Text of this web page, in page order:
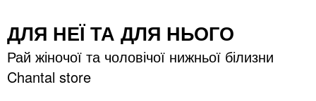
ДЛЯ НЕЇ ТА ДЛЯ НЬОГО
Рай жіночої та чоловічої нижньої білизни
Chantal store